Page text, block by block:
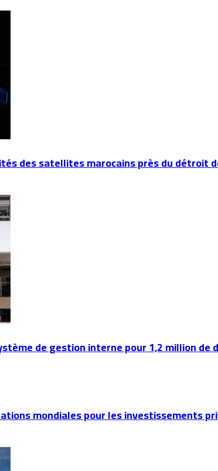
des satellites marocains près du détroit
de gestion interne pour 1,2 million de
mondiales pour les investissements